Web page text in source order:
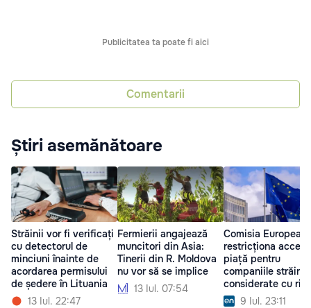
Publicitatea ta poate fi aici
Comentarii
Știri asemănătoare
Străinii vor fi verificați
cu detectorul de
minciuni înainte de
acordarea permisului
de ședere în Lituania
13 Iul. 22:47
Fermierii angajează
muncitori din Asia:
Tinerii din R. Moldova
nu vor să se implice
13 Iul. 07:54
Comisia
restricționa
piață pentru
companiile străine
considerate cu
interferență
9 Iul. 23:11